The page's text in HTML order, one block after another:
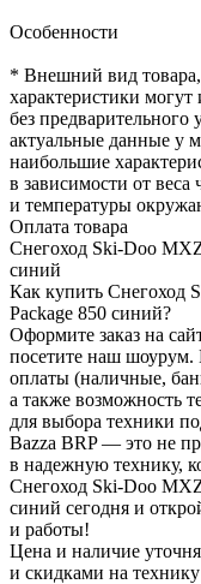
Особенности
* Внешний вид
характеристики могут
без
актуальные данные у
наибольшие
в зависимости от веса
и температуры
Оплата товара
Снегоход Ski-Doo
синий
Как купить Снегоход
Package 850 синий?
Оформите заказ на
посетите наш
оплаты (наличные,
а также возможность
для выбора техники
Bazza BRP — это не
в надежную технику,
Снегоход Ski-Doo
синий сегодня и
и работы!
Цена и наличие
и скидками на